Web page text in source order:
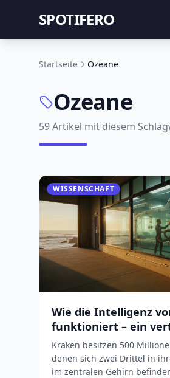
SPOTIFERO
Startseite Ozeane
Ozeane
59 Artikel mit diesem
WISSENSCHAFT
Wie die Intelligenz
funktioniert – ein
Kraken besitzen 500
denen sich zwei Drittel in
im zentralen Gehirn